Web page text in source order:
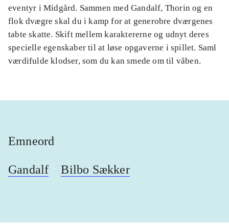
eventyr i Midgård. Sammen med Gandalf, Thorin og en
flok dvægre skal du i kamp for at generobre dværgenes
tabte skatte. Skift mellem karaktererne og udnyt deres
specielle egenskaber til at løse opgaverne i spillet. Saml
værdifulde klodser, som du kan smede om til våben.
Emneord
Gandalf Bilbo Sækker